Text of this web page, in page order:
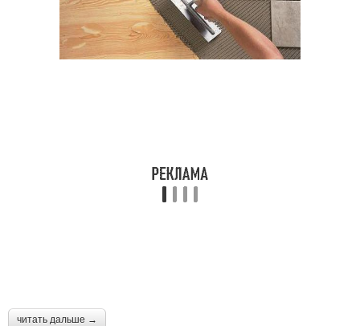
читать дальше →